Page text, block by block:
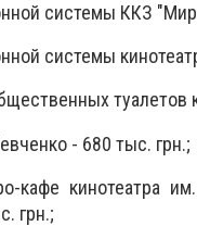
системы ККЗ
системы
туалетов
- 680 тыс. грн.;
кафе кинотеатра
грн.;